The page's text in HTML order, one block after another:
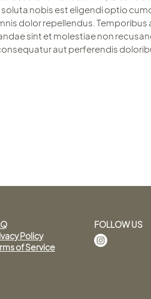
nobis est eligendi optio
dolor repellendus. Temporibus
sint et molestiae non
aut perferendis
Policy
of Service
FOLLOW US